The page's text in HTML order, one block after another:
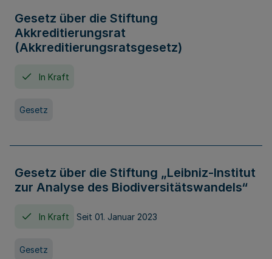
Gesetz über die Stiftung
Akkreditierungsrat
(Akkreditierungsratsgesetz)
In Kraft
Gesetz
Gesetz über die Stiftung „Leibniz-Institut
zur Analyse des Biodiversitätswandels“
In Kraft Seit 01. Januar 2023
Gesetz